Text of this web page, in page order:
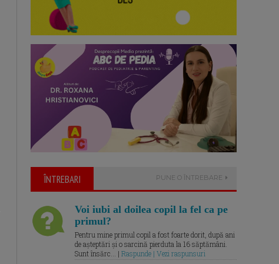
ÎNTREBARI PUNE O ÎNTREBARE
Voi iubi al doilea copil la fel ca pe
primul?
Pentru mine primul copil a fost foarte dorit, după ani
de așteptări și o sarcină pierduta la 16 săptămâni.
Sunt însărc... | Raspunde | Vezi raspunsuri